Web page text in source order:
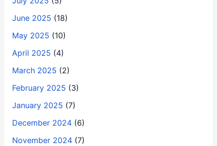
June 2025 (18)
May 2025 (10)
April 2025 (4)
March 2025 (2)
February 2025 (3)
January 2025 (7)
December 2024(6)
November 2024(7)